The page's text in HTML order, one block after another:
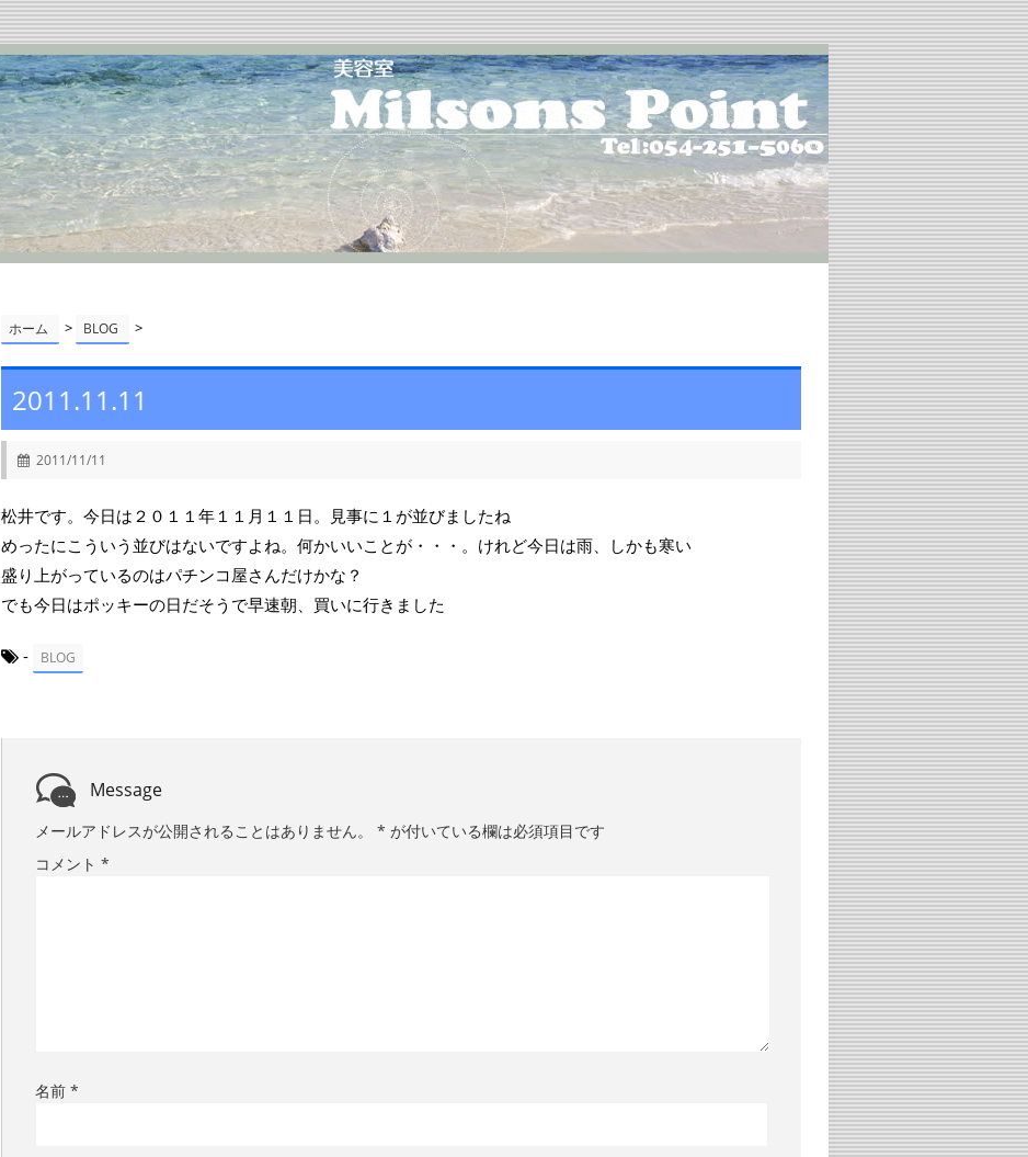
ホーム > BLOG >
2011.11.11
2011/11/11
松井です。今日は２０１１年１１月１１日。見事に１が並びましたね
めったにこういう並びはないですよね。何かいいことが・・・。けれど今日は雨、しかも寒い
盛り上がっているのはパチンコ屋さんだけかな？
でも今日はポッキーの日だそうで早速朝、買いに行きました
- BLOG
Message
メールアドレスが公開されることはありません。 * が付いている欄は必須項目です
コメント *
名前 *